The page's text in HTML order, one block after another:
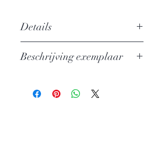
Details
levenskunst
Uitgever: Ambo
Beschrijving exemplaar